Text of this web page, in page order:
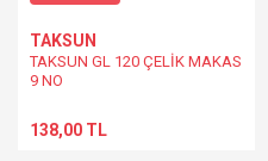
TAKSUN
TAKSUN GL 120 ÇELİK MAKAS
9 NO
138,00 TL